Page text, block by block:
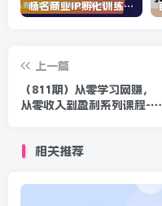
杨名商业IP孵化训练营，从商业到内容到转化一站式学 价值5980元
上一篇
（811期）从零学习网赚，
从零收入到盈利系列课程-月
相关推荐